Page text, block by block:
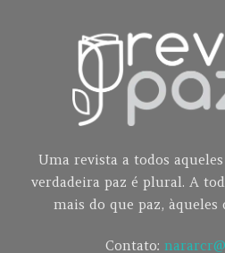
Uma revista a todos
verdadeira paz é plural. A
mais do que paz, àqueles
Contato: